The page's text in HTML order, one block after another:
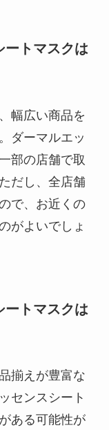
ートマスクは
幅広い商品を
ダーマルエッ
部の店舗で取
だし、全店舗
で、お近くの
がよいでしょ
ートマスクは
揃えが豊富な
センスシート
ある可能性が